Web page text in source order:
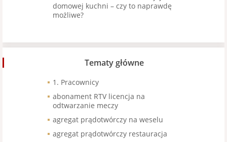
domowej kuchni – czy to naprawdę
możliwe?
Tematy główne
1. Pracownicy
abonament RTV licencja na
odtwarzanie meczy
agregat prądotwórczy na weselu
agregat prądotwórczy restauracja